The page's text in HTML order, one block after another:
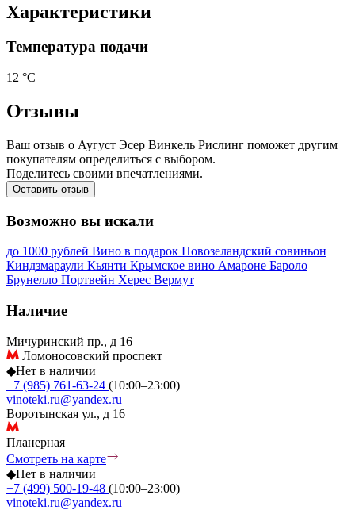
Характеристики
Температура подачи
12 °С
Отзывы
Ваш отзыв о Аугуст Эсер Винкель Рислинг поможет другим
покупателям определиться с выбором.
Поделитесь своими впечатлениями.
Оставить отзыв
Возможно вы искали
до 1000 рублей Вино в подарок Новозеландский совиньон
Киндзмараули Кьянти Крымское вино Амароне Бароло
Брунелло Портвейн Херес Вермут
Наличие
Мичуринский пр., д 16
Ломоносовский проспект
◆Нет в наличии
+7 (985) 761-63-24 (10:00–23:00)
vinoteki.ru@yandex.ru
Воротынская ул., д 16
Планерная
Смотреть на карте
◆Нет в наличии
+7 (499) 500-19-48 (10:00–23:00)
vinoteki.ru@yandex.ru